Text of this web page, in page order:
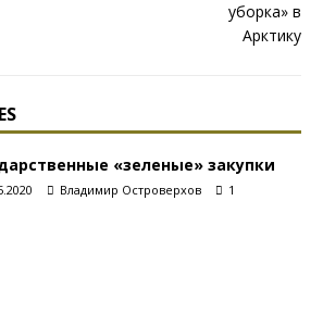
«зеленые» закупки
Владимир Островерхов 1